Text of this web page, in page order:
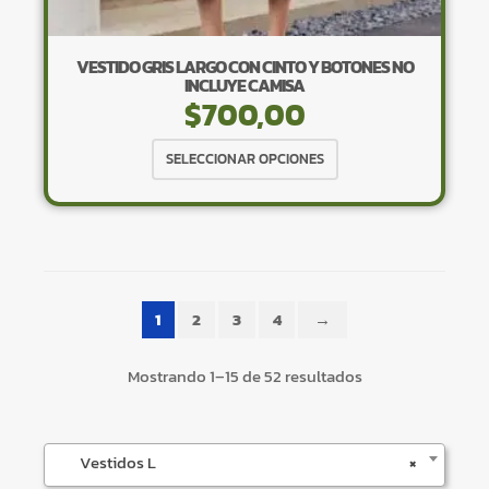
VESTIDO GRIS LARGO CON CINTO Y BOTONES NO
INCLUYE CAMISA
$700,00
SELECCIONAR OPCIONES
producto
tiene
elegir
la
1 2 3 4 →
Mostrando 1–15 de 52 resultados
×
Vestidos L
×
Tu carrito está vacío.